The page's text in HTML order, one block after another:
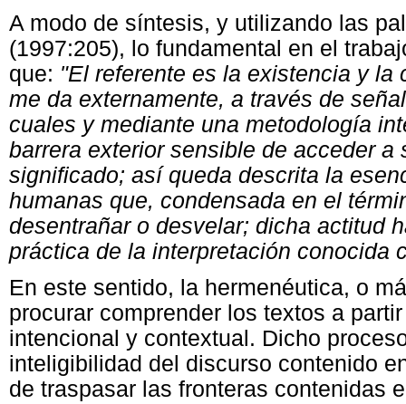
A modo de síntesis, y utilizando las
(1997:205), lo fundamental en el
que: "El referente es la existencia y
me da externamente, a través de
cuales y mediante una metodología
barrera exterior sensible de acceder
significado; así queda descrita la
humanas que, condensada en el
desentrañar o desvelar; dicha actitud
práctica de la interpretación conocida
En este sentido, la hermenéutica, o
procurar comprender los textos a
intencional y contextual. Dicho
inteligibilidad del discurso contenido
de traspasar las fronteras contenidas